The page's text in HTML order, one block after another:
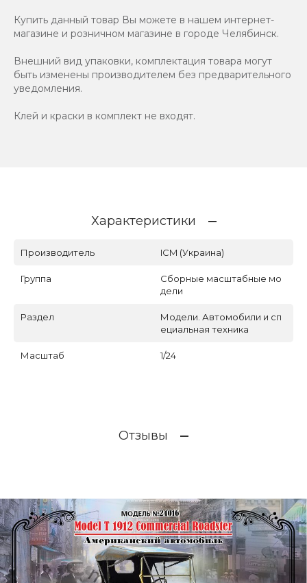
Купить данный товар Вы можете в нашем интернет-
магазине и розничном магазине в городе Челябинск.
Внешний вид упаковки, комплектация товара могут
быть изменены производителем без предварительного
уведомления.
Клей и краски в комплект не входят.
Характеристики
Производитель ICM (Украина)
Группа
Сборные масштабные мо
дели
Раздел
Модели. Автомобили и сп
ециальная техника
Масштаб 1/24
Отзывы